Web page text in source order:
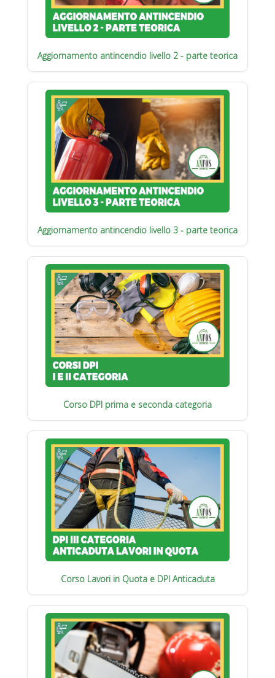
Aggiornamento antincendio livello 2 - parte teorica
Aggiornamento antincendio livello 3 - parte teorica
Corso DPI prima e seconda categoria
Corso Lavori in Quota e DPI Anticaduta